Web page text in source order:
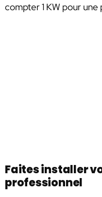
compter 1 KW pour une
Faites installer
professionnel